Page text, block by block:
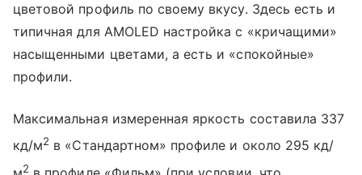
цветовой профиль по своему вкусу. Здесь есть и
типичная для AMOLED настройка с «кричащими»
насыщенными цветами, а есть и «спокойные»
профили.
Максимальная измеренная яркость составила 337
кд/м2 в «Стандартном» профиле и около 295 кд/
2